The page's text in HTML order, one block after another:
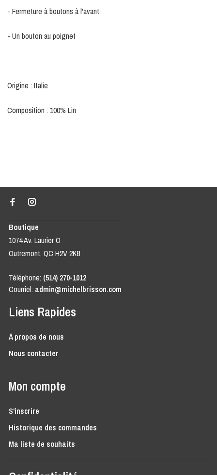
- Fermeture à boutons à l'avant
- Un bouton au poignet
Origine : Italie
Composition : 100% Lin
Boutique
1074 Av. Laurier O
Outremont, QC H2V 2K8
Téléphone: (514) 270-1012
Courriel: admin@michelbrisson.com
Liens Rapides
À propos de nous
Nous contacter
Mon compte
S'inscrire
Historique des commandes
Ma liste de souhaits